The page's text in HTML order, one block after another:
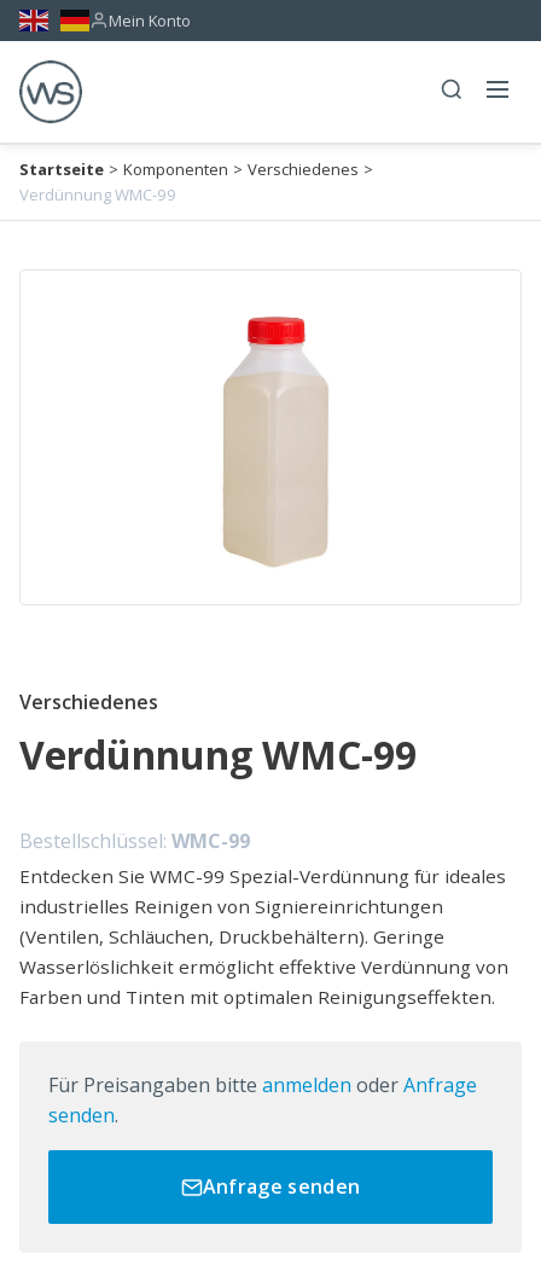
Mein Konto
Startseite > Komponenten > Verschiedenes >
Verdünnung WMC-99
Verschiedenes
Verdünnung WMC-99
Bestellschlüssel: WMC-99
Entdecken Sie WMC-99 Spezial-Verdünnung für ideales
industrielles Reinigen von Signiereinrichtungen
(Ventilen, Schläuchen, Druckbehältern). Geringe
Wasserlöslichkeit ermöglicht effektive Verdünnung von
Farben und Tinten mit optimalen Reinigungseffekten.
Für Preisangaben bitte anmelden oderAnfrage
senden.
Anfrage senden